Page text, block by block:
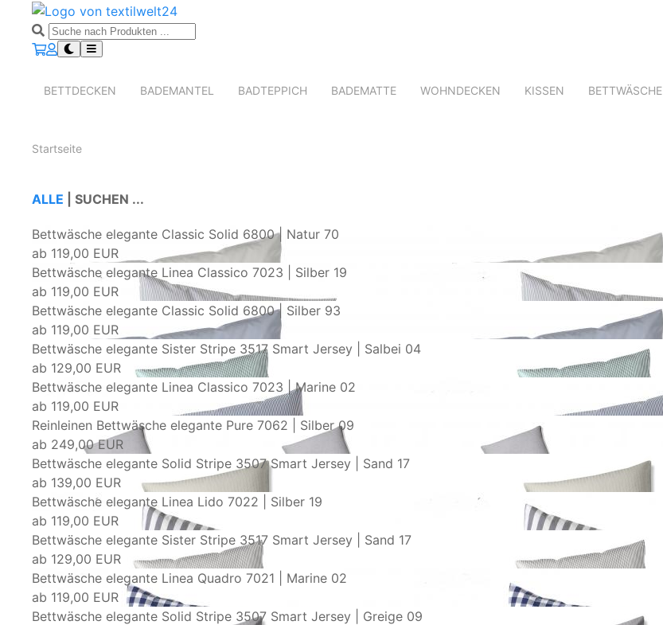
BETTDECKEN BADEMANTEL BADTEPPICH BADEMATTE WOHNDECKEN KISSEN BETTWÄSCHE
Startseite
ALLE SUCHEN ...
Bettwäsche elegante Classic Solid 6800 | Natur 70
ab 119,00 EUR
Bettwäsche elegante Linea Classico 7023 | Silber 19
ab 119,00 EUR
Bettwäsche elegante Classic Solid 6800 | Silber 93
ab 119,00 EUR
Bettwäsche elegante Sister Stripe 3517 Smart Jersey | Salbei 04
ab 129,00 EUR
Bettwäsche elegante Linea Classico 7023 | Marine 02
ab 119,00 EUR
Reinleinen Bettwäsche elegante Pure 7062 | Silber 09
ab 249,00 EUR
Bettwäsche elegante Solid Stripe 3507 Smart Jersey | Sand 17
ab 139,00 EUR
Bettwäsche elegante Linea Lido 7022 | Silber 19
ab 119,00 EUR
Bettwäsche elegante Sister Stripe 3517 Smart Jersey | Sand 17
ab 129,00 EUR
Bettwäsche elegante Linea Quadro 7021 | Marine 02
ab 119,00 EUR
Bettwäsche elegante Solid Stripe 3507 Smart Jersey | Greige 09